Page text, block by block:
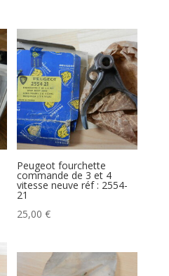
Peugeot fourchette
commande de 3 et 4
vitesse neuve réf : 2554-
21
25,00€